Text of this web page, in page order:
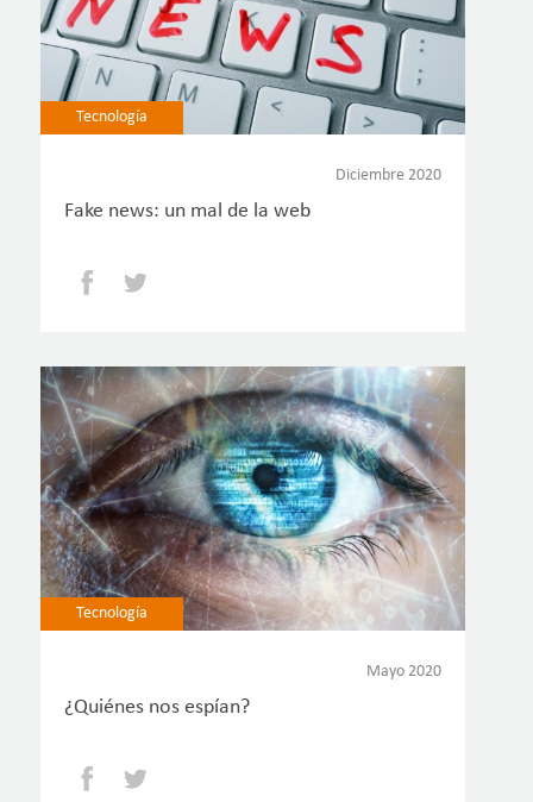
Tecnología
Diciembre 2020
Fake news: un mal de la web
Facebook
Tecnología
Mayo 2020
¿Quiénes nos espían?
Facebook